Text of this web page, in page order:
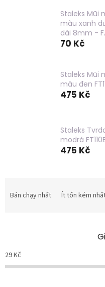
Staleks Mũi
màu xanh
dài 8mm -
70 Kč
Staleks Mũi
màu đen
475 Kč
Staleks
modrá
475 Kč
h
ạ
i
s
Bán chạy nhất Ít tốn kém
29Kč